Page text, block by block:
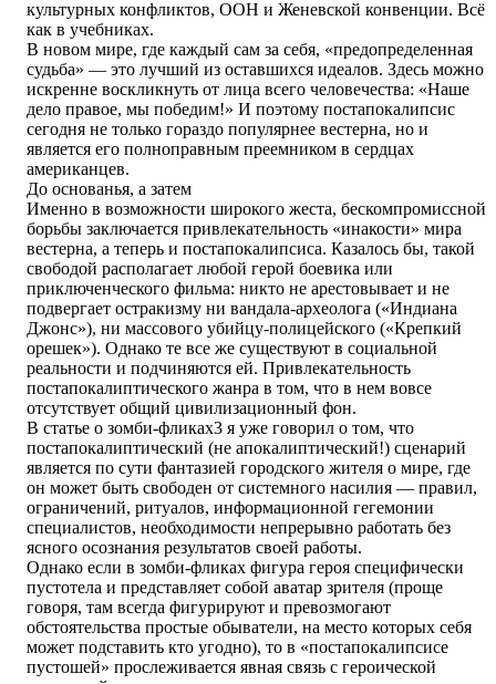
культурных конфликтов, ООН и Женевской конвенции. Всё
как в учебниках.
В новом мире, где каждый сам за себя, «предопределенная
судьба» — это лучший из оставшихся идеалов. Здесь можно
искренне воскликнуть от лица всего человечества: «Наше
дело правое, мы победим!» И поэтому постапокалипсис
сегодня не только гораздо популярнее вестерна, но и
является его полноправным преемником в сердцах
американцев.
До основанья, а затем
Именно в возможности широкого жеста, бескомпромиссной
борьбы заключается привлекательность «инакости» мира
вестерна, а теперь и постапокалипсиса. Казалось бы, такой
свободой располагает любой герой боевика или
приключенческого фильма: никто не арестовывает и не
подвергает остракизму ни вандала-археолога («Индиана
Джонс»), ни массового убийцу-полицейского («Крепкий
орешек»). Однако те все же существуют в социальной
реальности и подчиняются ей. Привлекательность
постапокалиптического жанра в том, что в нем вовсе
отсутствует общий цивилизационный фон.
В статье о зомби-фликах3 я уже говорил о том, что
постапокалиптический (не апокалиптический!) сценарий
является по сути фантазией городского жителя о мире, где
он может быть свободен от системного насилия — правил,
ограничений, ритуалов, информационной гегемонии
специалистов, необходимости непрерывно работать без
ясного осознания результатов своей работы.
Однако если в зомби-фликах фигура героя специфически
пустотела и представляет собой аватар зрителя (проще
говоря, там всегда фигурируют и превозмогают
обстоятельства простые обыватели, на место которых себя
может подставить кто угодно), то в «постапокалипсисе
пустошей» прослеживается явная связь с героической